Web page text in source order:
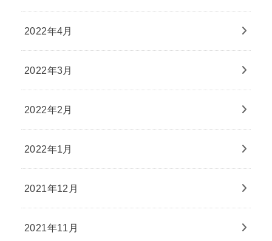
2022年4月
2022年3月
2022年2月
2022年1月
2021年12月
2021年11月